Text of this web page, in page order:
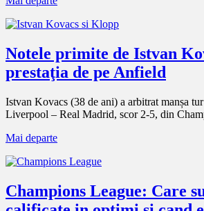
Notele primite de Istvan
prestaţia de pe Anfield
Istvan Kovacs (38 de ani) a arbitrat manșa
Liverpool – Real Madrid, scor 2-5, din
Mai departe
Champions League: Care